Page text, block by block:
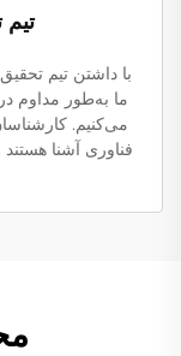
ما به‌طور مداوم
می‌کنیم.
فناوری آشنا